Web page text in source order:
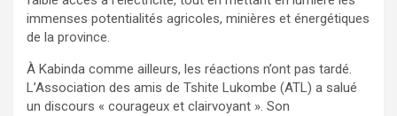
immenses potentialités agricoles, minières et énergétiques
de la province.
À Kabinda comme ailleurs, les réactions n’ont pas tardé.
L’Association des amis de Tshite Lukombe (ATL) a salué
un discours « courageux et clairvoyant ». Son